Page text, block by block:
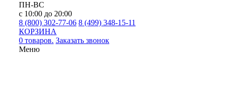
ПН-ВС
с 10:00 до 20:00
8 (800) 302-77-06 8 (499) 348-15-11
КОРЗИНА
0 товаров. Заказать звонок
Меню